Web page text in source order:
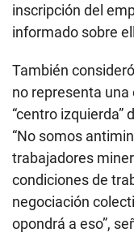
inscripción del
informado sobre
También
no representa
“centro izquierda”
“No somos
trabajadores
condiciones de
negociación
opondrá a eso”,